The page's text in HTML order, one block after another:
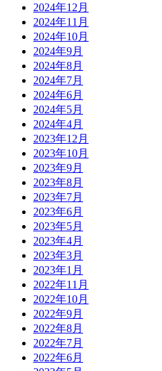
2024年12月
2024年11月
2024年10月
2024年9月
2024年8月
2024年7月
2024年6月
2024年5月
2024年4月
2023年12月
2023年10月
2023年9月
2023年8月
2023年7月
2023年6月
2023年5月
2023年4月
2023年3月
2023年1月
2022年11月
2022年10月
2022年9月
2022年8月
2022年7月
2022年6月